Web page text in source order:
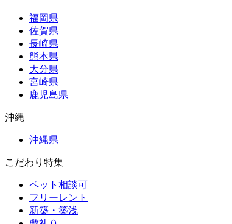
福岡県
佐賀県
長崎県
熊本県
大分県
宮崎県
鹿児島県
沖縄
沖縄県
こだわり特集
ペット相談可
フリーレント
新築・築浅